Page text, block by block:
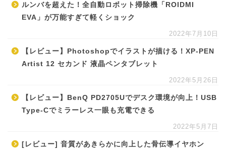
ルンバを超えた！全自動ロボット掃除機「ROIDMI
EVA」が万能すぎて軽くショック
2022年7月10日
【レビュー】Photoshopでイラストが描ける！XP-PEN
Artist 12 セカンド 液晶ペンタブレット
2022年5月26日
【レビュー】BenQ PD2705Uでデスク環境が向上！USB
Type-Cでミラーレス一眼も充電できる
2022年5月7日
[レビュー] 音質があきらかに向上した骨伝導イヤホン